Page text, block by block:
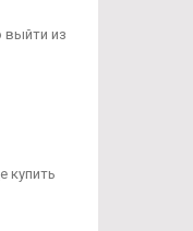
выйти из
купить